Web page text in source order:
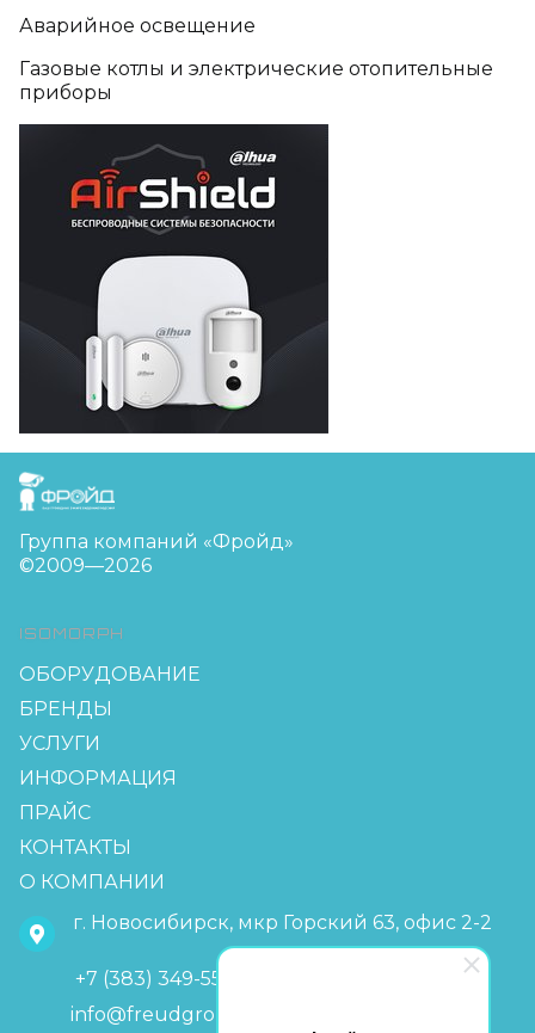
Аварийное освещение
Газовые котлы и электрические отопительные
приборы
FreudGroup
Группа компаний «Фройд»
©2009—2026
ISOMORPH
ОБОРУДОВАНИЕ
БРЕНДЫ
УСЛУГИ
ИНФОРМАЦИЯ
ПРАЙС
КОНТАКТЫ
О КОМПАНИИ
г. Новосибирск, мкр Горский 63, офис 2-2
+7 (383) 349-55-88
info@freudgroup.ru